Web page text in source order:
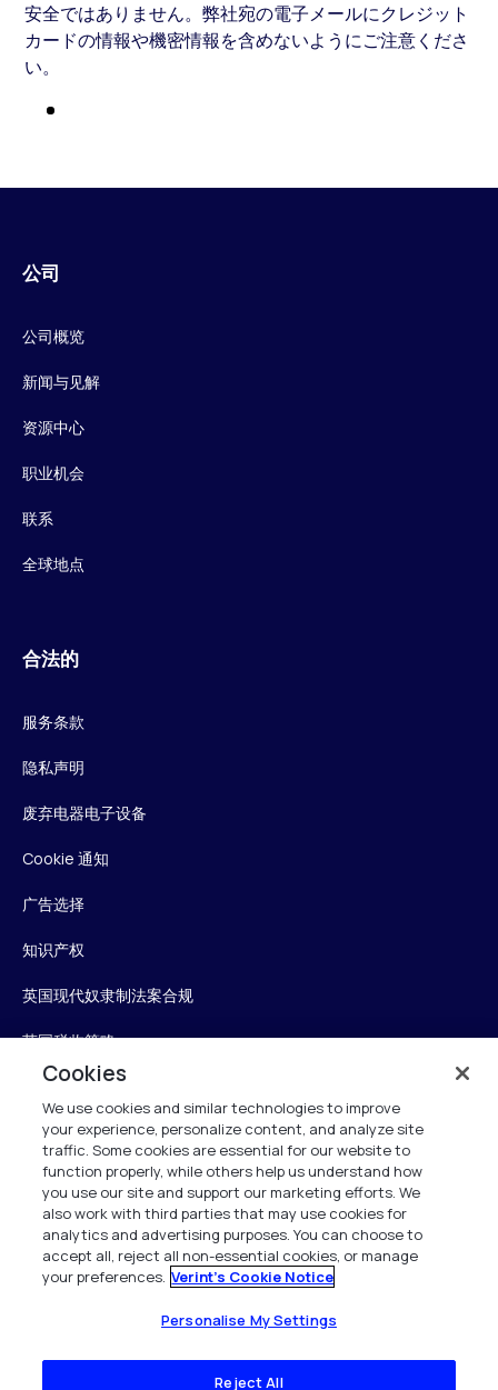
安全ではありません。弊社宛の電子メールにクレジット
カードの情報や機密情報を含めないようにご注意くださ
い。
公司
公司概览
新闻与见解
资源中心
职业机会
联系
全球地点
合法的
服务条款
隐私声明
废弃电器电子设备
Cookie 通知
广告选择
知识产权
英国现代奴隶制法案合规
英国税收策略
无障碍声明
Personalise My Settings
Verint
版权所有 2026
Cookies
We use cookies and similar technologies to improve
your experience, personalize content, and analyze site
traffic. Some cookies are essential for our website to
function properly, while others help us understand how
you use our site and support our marketing efforts. We
also work with third parties that may use cookies for
analytics and advertising purposes. You can choose to
accept all, reject all non-essential cookies, or manage
your preferences. Verint's Cookie Notice
Personalise My Settings
Reject All